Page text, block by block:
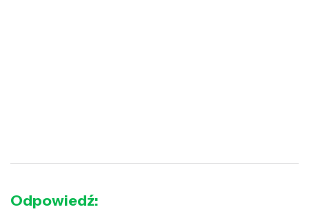
Odpowiedź: